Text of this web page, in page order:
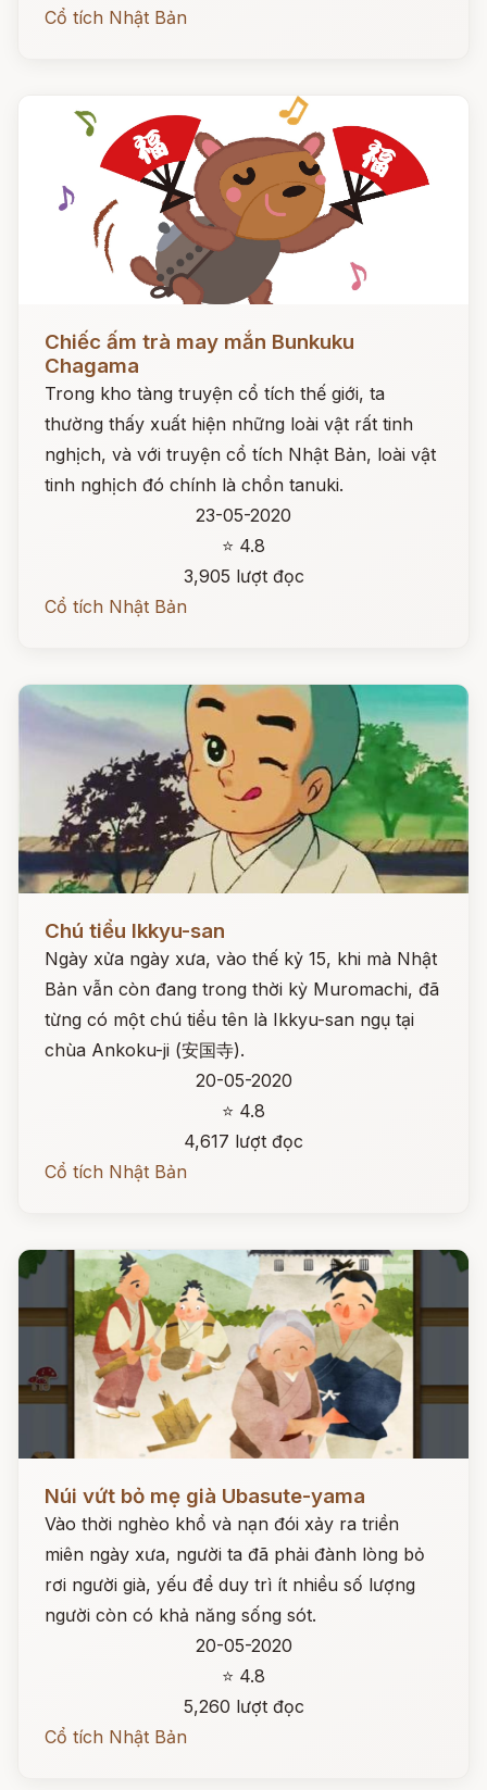
Cổ tích Nhật Bản
Đọc ngay
Chiếc ấm trà may mắn Bunkuku
Chagama
Trong kho tàng truyện cổ tích thế giới, ta
thường thấy xuất hiện những loài vật rất tinh
nghịch, và với truyện cổ tích Nhật Bản, loài vật
tinh nghịch đó chính là chồn tanuki.
23-05-2020
⭐ 4.8
3,905 lượt đọc
Cổ tích Nhật Bản
Chú tiểu Ikkyu-san
Ngày xửa ngày xưa, vào thế kỷ 15, khi mà Nhật
Bản vẫn còn đang trong thời kỳ Muromachi, đã
từng có một chú tiểu tên là Ikkyu-san ngụ tại
chùa Ankoku-ji (安国寺).
20-05-2020
⭐ 4.8
4,617 lượt đọc
Cổ tích Nhật Bản
Núi vứt bỏ mẹ già Ubasute-yama
Vào thời nghèo khổ và nạn đói xảy ra triền
miên ngày xưa, người ta đã phải đành lòng bỏ
rơi người già, yếu để duy trì ít nhiều số lượng
người còn có khả năng sống sót.
20-05-2020
⭐ 4.8
5,260 lượt đọc
Cổ tích Nhật Bản